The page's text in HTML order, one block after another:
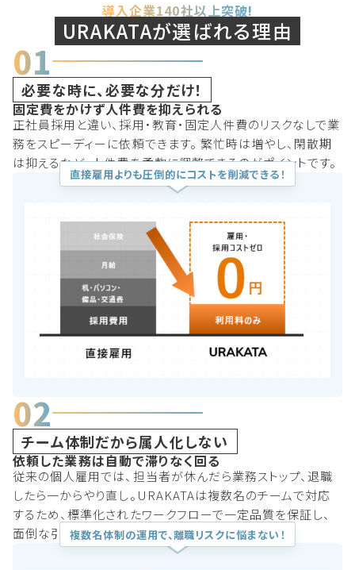
導入企業140社以上突破!
URAKATAが選ばれる理由
01
必要な時に、必要な分だけ！
固定費をかけず人件費を抑えられる
正社員採用と違い、採用・教育・固定人件費のリスクなしで業
務をスピーディーに依頼できます。 繁忙時は増やし、閑散期
は抑えるなど、人件費を柔軟に調整できるのがポイントです。
直接雇用よりも圧倒的にコストを削減できる！
02
チーム体制だから属人化しない
依頼した業務は自動で滞りなく回る
従来の個人雇用では、担当者が休んだら業務ストップ、退職
したら一からやり直し。URAKATAは複数名のチームで対応
するため、標準化されたワークフローで一定品質を保証し、
面倒な引き継ぎも不要です。
複数名体制の運用で、離職リスクに悩まない！